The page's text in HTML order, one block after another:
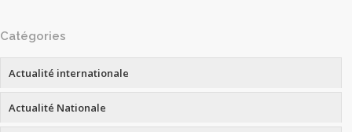
Catégories
Actualité internationale
Actualité Nationale